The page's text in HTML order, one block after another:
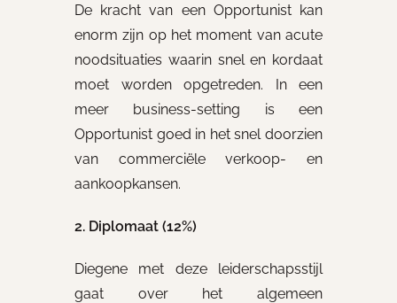
De kracht van een Opportunist kan
enorm zijn op het moment van acute
noodsituaties waarin snel en kordaat
moet worden opgetreden. In een
meer business-setting is een
Opportunist goed in het snel doorzien
van commerciële verkoop- en
aankoopkansen.
2. Diplomaat (12%)
Diegene met deze leiderschapsstijl
gaat over het algemeen